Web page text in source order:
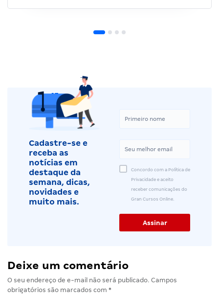
Cadastre-se e
receba as
notícias em
destaque da
semana, dicas,
novidades e
muito mais.
Concordo com a Política de
Privacidade e aceito
receber comunicações do
Gran Cursos Online.
Deixe um comentário
O seu endereço de e-mail não será publicado. Campos
obrigatórios são marcados com *